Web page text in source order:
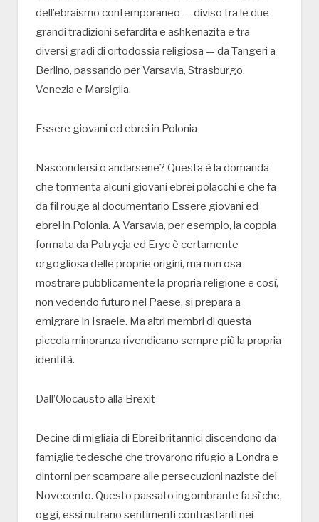
dell’ebraismo contemporaneo — diviso tra le due
grandi tradizioni sefardita e ashkenazita e tra
diversi gradi di ortodossia religiosa — da Tangeri a
Berlino, passando per Varsavia, Strasburgo,
Venezia e Marsiglia.
Essere giovani ed ebrei in Polonia
Nascondersi o andarsene? Questa è la domanda
che tormenta alcuni giovani ebrei polacchi e che fa
da fil rouge al documentario Essere giovani ed
ebrei in Polonia. A Varsavia, per esempio, la coppia
formata da Patrycja ed Eryc è certamente
orgogliosa delle proprie origini, ma non osa
mostrare pubblicamente la propria religione e così,
non vedendo futuro nel Paese, si prepara a
emigrare in Israele. Ma altri membri di questa
piccola minoranza rivendicano sempre più la propria
identità.
Dall’Olocausto alla Brexit
Decine di migliaia di Ebrei britannici discendono da
famiglie tedesche che trovarono rifugio a Londra e
dintorni per scampare alle persecuzioni naziste del
Novecento. Questo passato ingombrante fa sì che,
oggi, essi nutrano sentimenti contrastanti nei